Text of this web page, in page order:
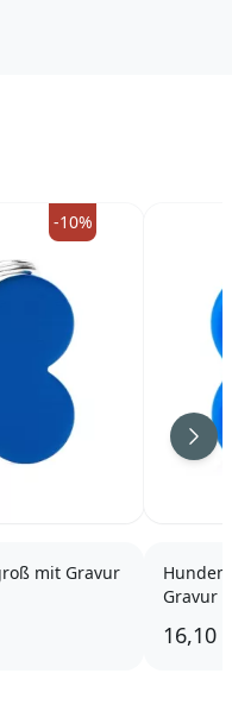
-10%
mit Gravur
Gravur
16,10